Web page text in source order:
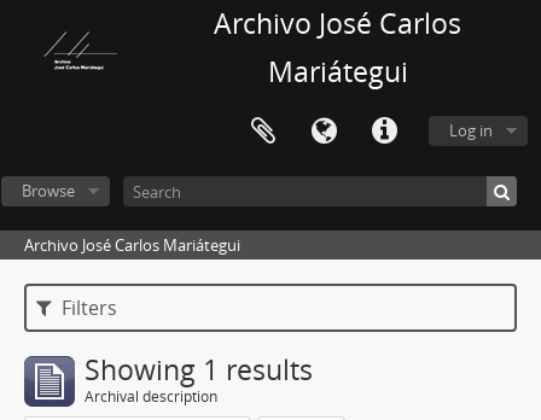
Archivo José Carlos
Mariátegui
Log in
Browse
Archivo José Carlos Mariátegui
Filters
Showing 1 results
Archival description